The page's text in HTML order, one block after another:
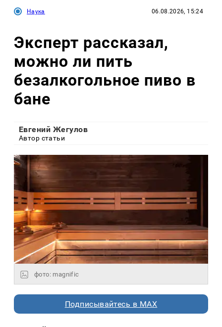
Наука 06.08.2026, 15:24
Эксперт рассказал,
можно ли пить
безалкогольное пиво в
бане
Евгений Жегулов
Автор статьи
фото: magnific
Подписывайтесь в MAX